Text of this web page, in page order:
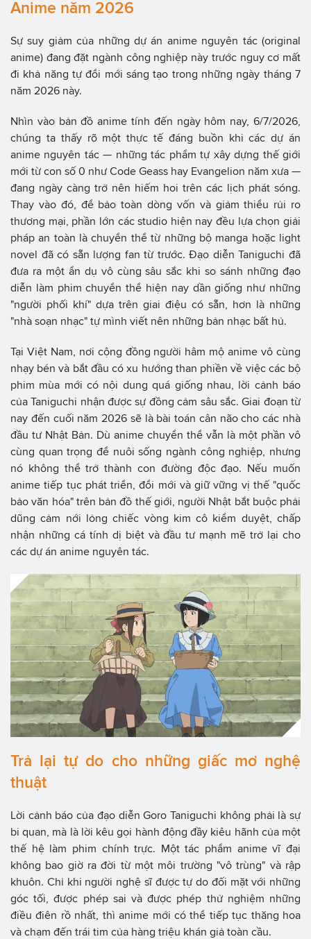
Anime năm 2026
Sự suy giảm của những dự án anime nguyên tác (original
anime) đang đặt ngành công nghiệp này trước nguy cơ mất
đi khả năng tự đổi mới sáng tạo trong những ngày tháng 7
năm 2026 này.
Nhìn vào bản đồ anime tính đến ngày hôm nay, 6/7/2026,
chúng ta thấy rõ một thực tế đáng buồn khi các dự án
anime nguyên tác — những tác phẩm tự xây dựng thế giới
mới từ con số 0 như Code Geass hay Evangelion năm xưa —
đang ngày càng trở nên hiếm hoi trên các lịch phát sóng.
Thay vào đó, để bảo toàn dòng vốn và giảm thiểu rủi ro
thương mại, phần lớn các studio hiện nay đều lựa chọn giải
pháp an toàn là chuyển thể từ những bộ manga hoặc light
novel đã có sẵn lượng fan từ trước. Đạo diễn Taniguchi đã
đưa ra một ẩn dụ vô cùng sâu sắc khi so sánh những đạo
diễn làm phim chuyển thể hiện nay dần giống như những
"người phối khí" dựa trên giai điệu có sẵn, hơn là những
"nhà soạn nhạc" tự mình viết nên những bản nhạc bất hủ.
Tại Việt Nam, nơi cộng đồng người hâm mộ anime vô cùng
nhạy bén và bắt đầu có xu hướng than phiền về việc các bộ
phim mùa mới có nội dung quá giống nhau, lời cảnh báo
của Taniguchi nhận được sự đồng cảm sâu sắc. Giai đoạn từ
nay đến cuối năm 2026 sẽ là bài toán cân não cho các nhà
đầu tư Nhật Bản. Dù anime chuyển thể vẫn là một phần vô
cùng quan trọng để nuôi sống ngành công nghiệp, nhưng
nó không thể trở thành con đường độc đạo. Nếu muốn
anime tiếp tục phát triển, đổi mới và giữ vững vị thế "quốc
bảo văn hóa" trên bản đồ thế giới, người Nhật bắt buộc phải
dũng cảm nới lỏng chiếc vòng kim cô kiểm duyệt, chấp
nhận những cá tính dị biệt và đầu tư mạnh mẽ trở lại cho
các dự án anime nguyên tác.
Trả lại tự do cho những giấc mơ nghệ
thuật
Lời cảnh báo của đạo diễn Goro Taniguchi không phải là sự
bi quan, mà là lời kêu gọi hành động đầy kiêu hãnh của một
thế hệ làm phim chính trực. Một tác phẩm anime vĩ đại
không bao giờ ra đời từ một môi trường "vô trùng" và rập
khuôn. Chỉ khi người nghệ sĩ được tự do đối mặt với những
góc tối, được phép sai và được phép thử nghiệm những
điều điên rồ nhất, thì anime mới có thể tiếp tục thăng hoa
và chạm đến trái tim của hàng triệu khán giả toàn cầu.